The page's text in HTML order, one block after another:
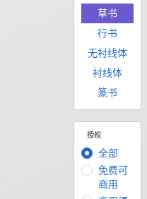
草书
行书
无衬线体
衬线体
篆书
授权
全部
免费可
商用